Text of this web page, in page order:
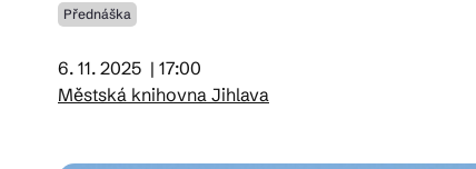
Přednáška
6. 11. 2025 | 17:00
Městská knihovna Jihlava